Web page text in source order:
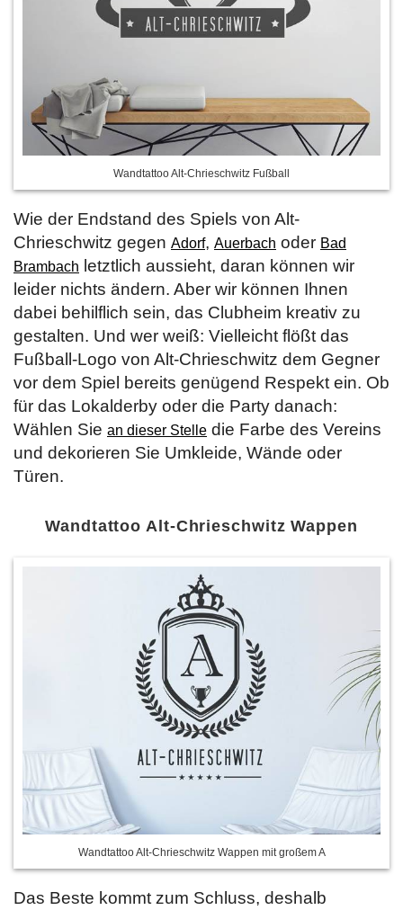
Wandtattoo Alt-Chrieschwitz Fußball
Wie der Endstand des Spiels von Alt-
Chrieschwitz gegen Adorf, Auerbach oder Bad
Brambach letztlich aussieht, daran können wir
leider nichts ändern. Aber wir können Ihnen
dabei behilflich sein, das Clubheim kreativ zu
gestalten. Und wer weiß: Vielleicht flößt das
Fußball-Logo von Alt-Chrieschwitz dem Gegner
vor dem Spiel bereits genügend Respekt ein. Ob
für das Lokalderby oder die Party danach:
Wählen Sie an dieser Stelle die Farbe des Vereins
und dekorieren Sie Umkleide, Wände oder
Türen.
Wandtattoo Alt-Chrieschwitz Wappen
Wandtattoo Alt-Chrieschwitz Wappen mit großem A
Das Beste kommt zum Schluss, deshalb